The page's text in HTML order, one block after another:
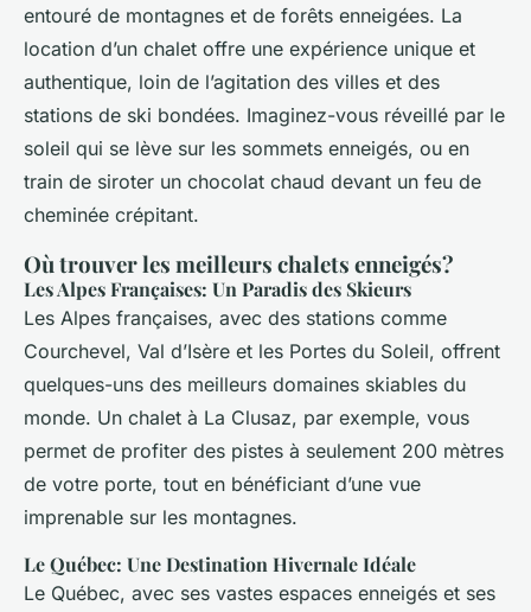
entouré de montagnes et de forêts enneigées. La
location d’un chalet offre une expérience unique et
authentique, loin de l’agitation des villes et des
stations de ski bondées. Imaginez-vous réveillé par le
soleil qui se lève sur les sommets enneigés, ou en
train de siroter un chocolat chaud devant un feu de
cheminée crépitant.
Où trouver les meilleurs chalets enneigés?
Les Alpes Françaises: Un Paradis des Skieurs
Les Alpes françaises, avec des stations comme
Courchevel, Val d’Isère et les Portes du Soleil, offrent
quelques-uns des meilleurs domaines skiables du
monde. Un chalet à La Clusaz, par exemple, vous
permet de profiter des pistes à seulement 200 mètres
de votre porte, tout en bénéficiant d’une vue
imprenable sur les montagnes.
Le Québec: Une Destination Hivernale Idéale
Le Québec, avec ses vastes espaces enneigés et ses